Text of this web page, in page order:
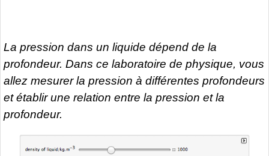
La pression dans un liquide dépend de la
profondeur. Dans ce laboratoire de physique, vous
allez mesurer la pression à différentes profondeurs
et établir une relation entre la pression et la
profondeur.